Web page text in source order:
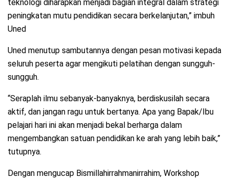
teknologi diharapkan menjadi bagian integral dalam strategi
peningkatan mutu pendidikan secara berkelanjutan,” imbuh
Uned
Uned menutup sambutannya dengan pesan motivasi kepada
seluruh peserta agar mengikuti pelatihan dengan sungguh-
sungguh.
“Seraplah ilmu sebanyak-banyaknya, berdiskusilah secara
aktif, dan jangan ragu untuk bertanya. Apa yang Bapak/Ibu
pelajari hari ini akan menjadi bekal berharga dalam
mengembangkan satuan pendidikan ke arah yang lebih baik,”
tutupnya.
Dengan mengucap Bismillahirrahmanirrahim, Workshop